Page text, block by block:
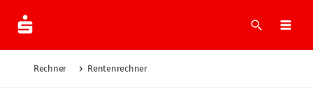
Suche
Rechner Rentenrechner